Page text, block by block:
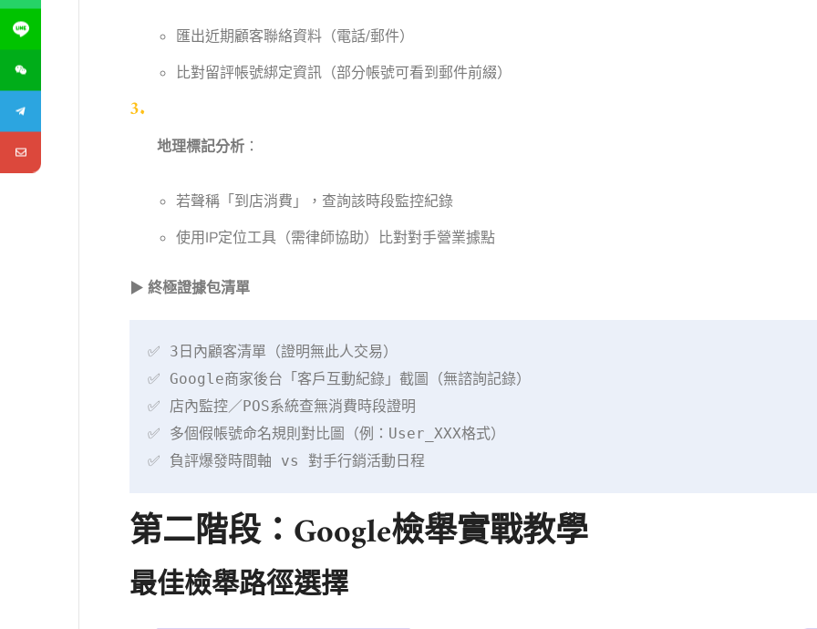
匯出近期顧客聯絡資料（電話/郵件）
比對留評帳號綁定資訊（部分帳號可看到郵件前綴）
地理標記分析 ：
若聲稱「到店消費」，查詢該時段監控紀錄
使用IP定位工具（需律師協助）比對對手營業據點
▶ 終極證據包清單
✅ 3日內顧客清單（證明無此人交易）
✅ Google商家後台「客戶互動紀錄」截圖（無諮詢記錄）
✅ 店內監控／POS系統查無消費時段證明
✅ 多個假帳號命名規則對比圖（例：User_XXX格式）
✅ 負評爆發時間軸 vs 對手行銷活動日程
第二階段：Google檢舉實戰教學
最佳檢舉路徑選擇